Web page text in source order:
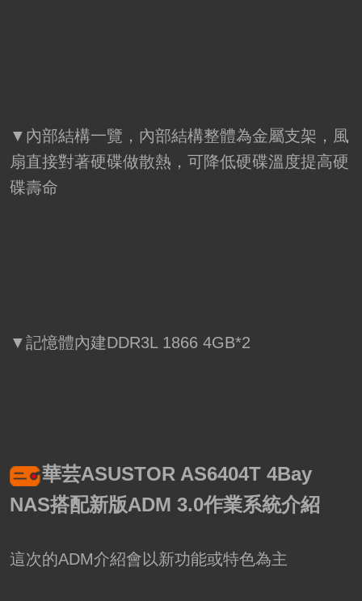
▼內部結構一覽，內部結構整體為金屬支架，風
扇直接對著硬碟做散熱，可降低硬碟溫度提高硬
碟壽命
▼記憶體內建DDR3L 1866 4GB*2
華芸ASUSTOR AS6404T 4Bay
NAS搭配新版ADM 3.0作業系統介紹
這次的ADM介紹會以新功能或特色為主